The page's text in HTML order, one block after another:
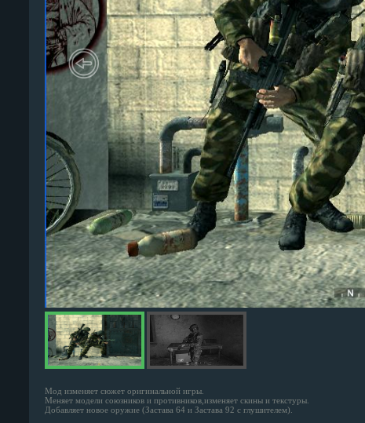
Мод изменяет сюжет оригинальной игры.
Меняет модели союзников и противников,изменяет скины и текстуры.
Добавляет новое оружие (Застава 64 и Застава 92 с глушителем).